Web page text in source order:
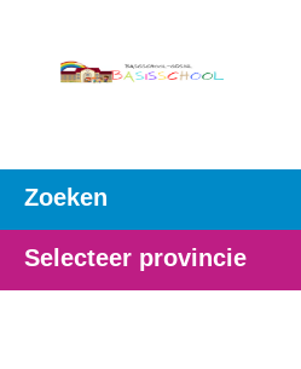
Zoeken
Selecteer provincie